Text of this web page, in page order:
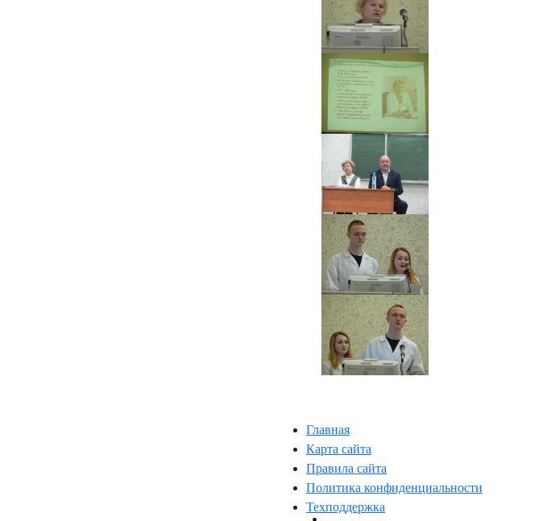
Главная
Карта сайта
Правила сайта
Политика конфиденциальности
Техподдержка